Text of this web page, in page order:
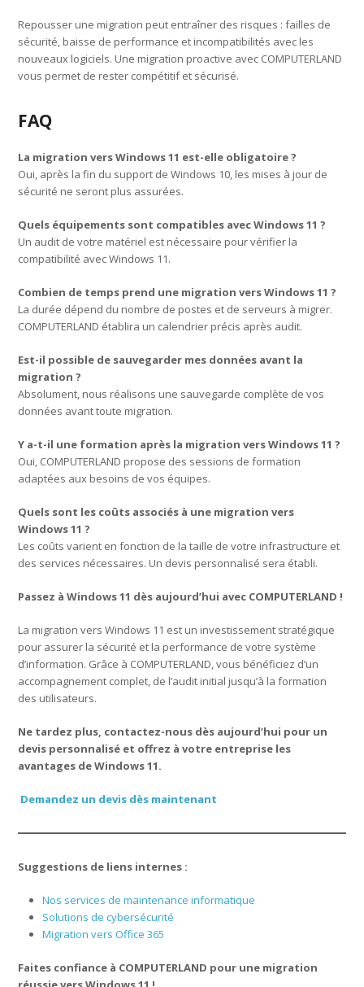
Repousser une migration peut entraîner des risques : failles de
sécurité, baisse de performance et incompatibilités avec les
nouveaux logiciels. Une migration proactive avec COMPUTERLAND
vous permet de rester compétitif et sécurisé.
FAQ
La migration vers Windows 11 est-elle obligatoire ?
Oui, après la fin du support de Windows 10, les mises à jour de
sécurité ne seront plus assurées.
Quels équipements sont compatibles avec Windows 11 ?
Un audit de votre matériel est nécessaire pour vérifier la
compatibilité avec Windows 11.
Combien de temps prend une migration vers Windows 11 ?
La durée dépend du nombre de postes et de serveurs à migrer.
COMPUTERLAND établira un calendrier précis après audit.
Est-il possible de sauvegarder mes données avant la
migration ?
Absolument, nous réalisons une sauvegarde complète de vos
données avant toute migration.
Y a-t-il une formation après la migration vers Windows 11 ?
Oui, COMPUTERLAND propose des sessions de formation
adaptées aux besoins de vos équipes.
Quels sont les coûts associés à une migration vers
Windows 11 ?
Les coûts varient en fonction de la taille de votre infrastructure et
des services nécessaires. Un devis personnalisé sera établi.
Passez à Windows 11 dès aujourd’hui avec COMPUTERLAND !
La migration vers Windows 11 est un investissement stratégique
pour assurer la sécurité et la performance de votre système
d’information. Grâce à COMPUTERLAND, vous bénéficiez d’un
accompagnement complet, de l’audit initial jusqu’à la formation
des utilisateurs.
Ne tardez plus, contactez-nous dès aujourd’hui pour un
devis personnalisé et offrez à votre entreprise les
avantages de Windows 11.
Demandez un devis dès maintenant
Suggestions de liens internes :
Nos services de maintenance informatique
Solutions de cybersécurité
Migration vers Office 365
Faites confiance à COMPUTERLAND pour une migration